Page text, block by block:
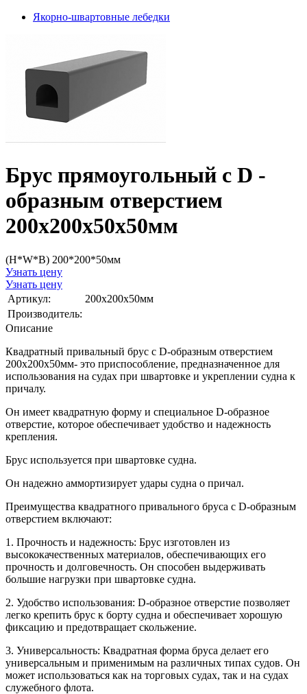
Якорно-швартовные лебедки
Брус прямоугольный с D -
образным отверстием
200х200х50х50мм
(H*W*B) 200*200*50мм
Узнать цену
Узнать цену
Артикул:
200x200x50мм
Производитель:
Описание
Квадратный привальный брус с D-образным отверстием
200х200х50мм- это приспособление, предназначенное для
использования на судах при швартовке и укреплении судна к
причалу.
Он имеет квадратную форму и специальное D-образное
отверстие, которое обеспечивает удобство и надежность
крепления.
Брус используется при швартовке судна.
Он надежно аммортизирует удары судна о причал.
Преимущества квадратного привального бруса с D-образным
отверстием включают:
1. Прочность и надежность: Брус изготовлен из
высококачественных материалов, обеспечивающих его
прочность и долговечность. Он способен выдерживать
большие нагрузки при швартовке судна.
2. Удобство использования: D-образное отверстие позволяет
легко крепить брус к борту судна и обеспечивает хорошую
фиксацию и предотвращает скольжение.
3. Универсальность: Квадратная форма бруса делает его
универсальным и применимым на различных типах судов. Он
может использоваться как на торговых судах, так и на судах
служебного флота.